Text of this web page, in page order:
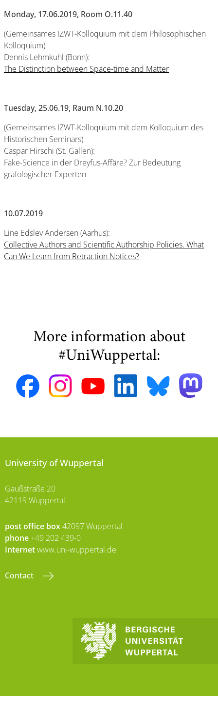
Monday, 17.06.2019, Room O.11.40
(Gemeinsames IZWT-Kolloquium mit dem Philosophischen
Kolloquium)
Dennis Lehmkuhl (Bonn):
The Distinction between Space-time and Matter
Tuesday, 25.06.19, Raum N.10.20
(Gemeinsames IZWT-Kolloquium mit dem Kolloquium des
Historischen Seminars)
Caspar Hirschi (St. Gallen):
Fake-Science in der Dreyfus-Affäre? Zur Bedeutung
grafologischer Experten
10.07.2019
Line Edslev Andersen (Aarhus):
Collective Authors and Scientific Authorship Policies. What
Can We Learn from Retraction Notices?
More information about
#UniWuppertal:
University of Wuppertal
Gaußstraße 20
42119 Wuppertal
post office box42097 Wuppertal
phone +49 202 439-0
Internetwww.uni-wuppertal.de
Contact